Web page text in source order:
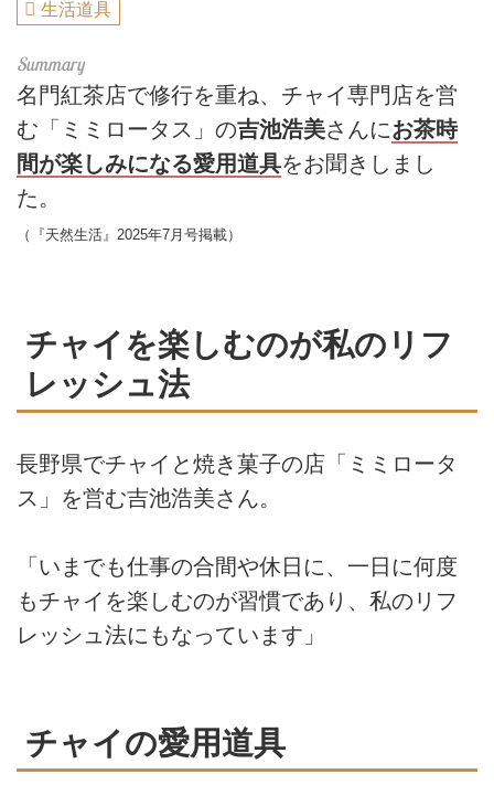
生活道具
名門紅茶店で修行を重ね、チャイ専門店を営
む「ミミロータス」の吉池浩美さんにお茶時
間が楽しみになる愛用道具をお聞きしまし
た。
（『天然生活』2025年7月号掲載）
チャイを楽しむのが私のリフ
レッシュ法
長野県でチャイと焼き菓子の店「ミミロータ
ス」を営む吉池浩美さん。
「いまでも仕事の合間や休日に、一日に何度
もチャイを楽しむのが習慣であり、私のリフ
レッシュ法にもなっています」
チャイの愛用道具